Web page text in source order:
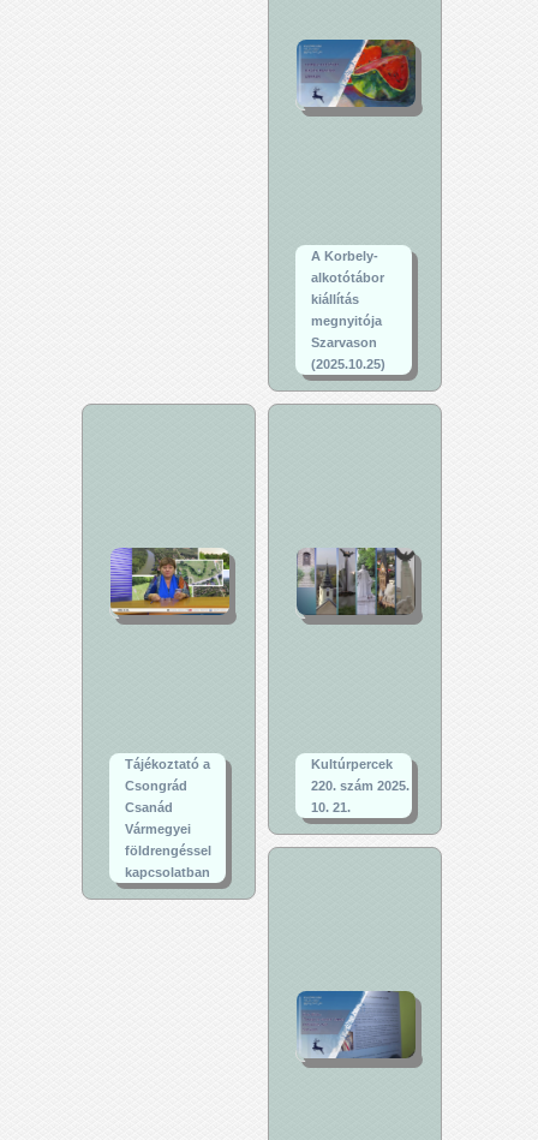
A Korbely-
alkotótábor
kiállítás
megnyitója
Szarvason
(2025.10.25)
Tájékoztató a
Csongrád
Csanád
Vármegyei
földrengéssel
kapcsolatban
Kultúrpercek
220. szám 2025.
10. 21.